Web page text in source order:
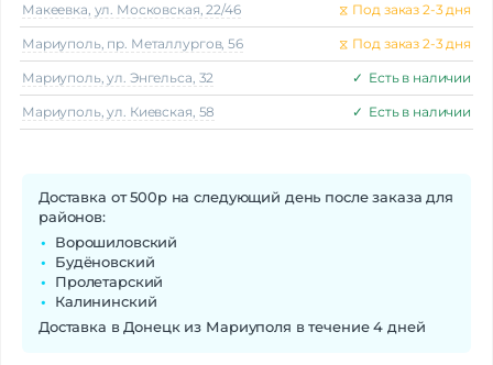
Макеeвка, ул. Московская, 22/46 ⧖ Под заказ 2-3 дня
Мариуполь, пр. Металлургов, 56 ⧖ Под заказ 2-3 дня
Мариуполь, ул. Энгельса, 32 ✓ Есть в наличии
Мариуполь, ул. Киевская, 58 ✓ Есть в наличии
Доставка от 500р на следующий день после заказа для
районов:
Ворошиловский
Будёновский
Пролетарский
Калининский
Доставка в Донецк из Мариуполя в течение 4 дней